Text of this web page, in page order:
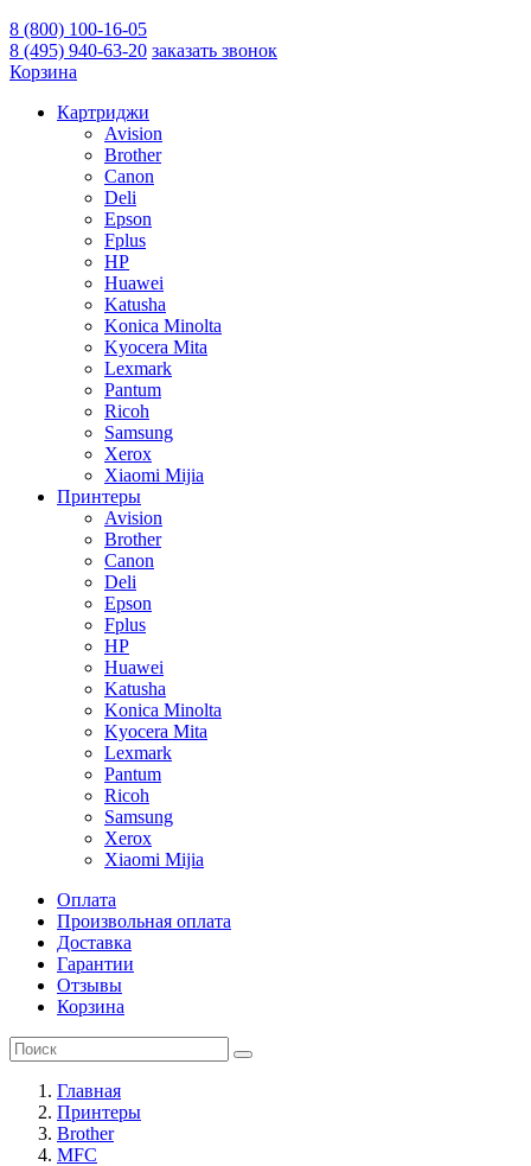
8 (800) 100-16-05
8 (495) 940-63-20 заказать звонок
Корзина
Картриджи
Avision
Brother
Canon
Deli
Epson
Fplus
HP
Huawei
Katusha
Konica Minolta
Kyocera Mita
Lexmark
Pantum
Ricoh
Samsung
Xerox
Xiaomi Mijia
Принтеры
Avision
Brother
Canon
Deli
Epson
Fplus
HP
Huawei
Katusha
Konica Minolta
Kyocera Mita
Lexmark
Pantum
Ricoh
Samsung
Xerox
Xiaomi Mijia
Оплата
Произвольная оплата
Доставка
Гарантии
Отзывы
Корзина
Главная
Принтеры
Brother
MFC